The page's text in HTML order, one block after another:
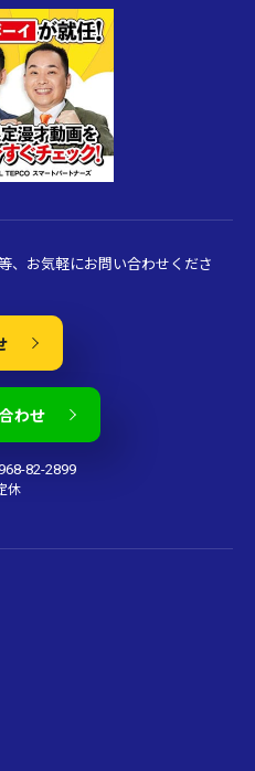
、お気軽にお問い合わせくださ
わせ
82-2899
休